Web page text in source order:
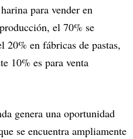
para vender en
el 70% se
20% en fábricas de pastas,
10% es para venta
genera una oportunidad
se encuentra ampliamente